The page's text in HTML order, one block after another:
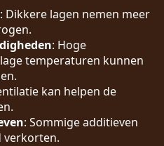
: Dikkere lagen nemen meer
: Hoge
temperaturen kunnen
kan helpen de
: Sommige additieven
verkorten.